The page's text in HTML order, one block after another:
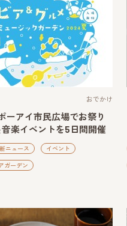
おでかけ
ポーアイ市民広場でお祭り
音楽イベントを5日間開催
新ニュース イベント
ガーデン